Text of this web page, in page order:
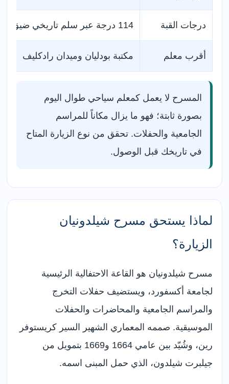
درجات القبة 114 درجة عبر سلم تاريخي ضيق
أقرب معلم مكتبة بودليان وميدان رادكليف
المسرح لا يعمل كمعلم سياحي طوال اليوم
بصورة ثابتة؛ فهو ما يزال مكاناً للمراسم
الجامعية والحفلات. تحقق من نوع الزيارة المتاح
في تاريخك قبل الوصول.
لماذا يستحق مسرح شيلدونيان
الزيارة؟
مسرح شيلدونيان هو القاعة الاحتفالية الرئيسية
لجامعة أكسفورد، ويستضيف حفلات التخرج
والمراسم الجامعية والمحاضرات والحفلات
الموسيقية. صممه المعماري الشهير السير كريستوفر
رين، وشُيّد بين عامي 1664 و1669 بتمويل من
جيلبرت شيلدون، الذي حمل المبنى اسمه.